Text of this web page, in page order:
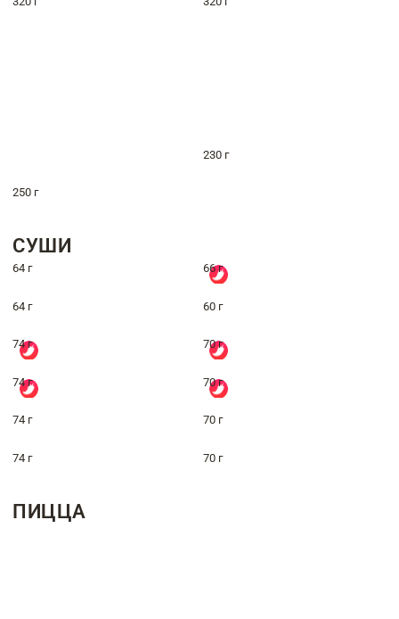
230 г
250 г
СУШИ
64 г 66 г
64 г 60 г
74 г 70 г
74 г 70 г
74 г 70 г
74 г 70 г
ПИЦЦА